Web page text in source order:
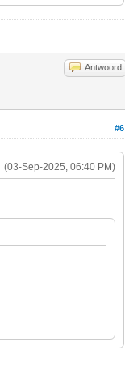
Antwoord
#6
(03-Sep-2025, 06:40 PM)